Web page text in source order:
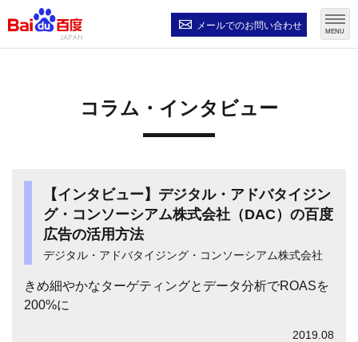
MENU
メールでのお問い合わせ
コラム・インタビュー
【インタビュー】デジタル・アドバタイジン
グ・コンソーシアム株式会社（DAC）の百度
広告の活用方法
デジタル・アドバタイジング・コンソーシアム株式会社
きめ細やかなターゲティングとデータ分析でROASを
200%に
2019.08